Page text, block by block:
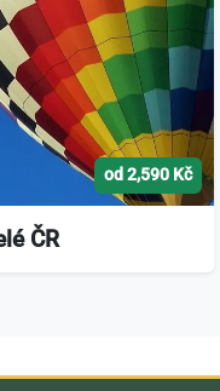
od 2,590 Kč
ČR